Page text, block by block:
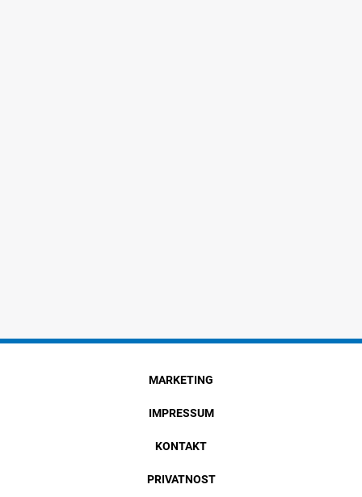
MARKETING
IMPRESSUM
KONTAKT
PRIVATNOST